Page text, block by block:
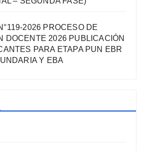
2026 PROCESO DE
DOCENTE 2026 PUBLICACIÓN
PARA ETAPA PUN EBR
Y EBA